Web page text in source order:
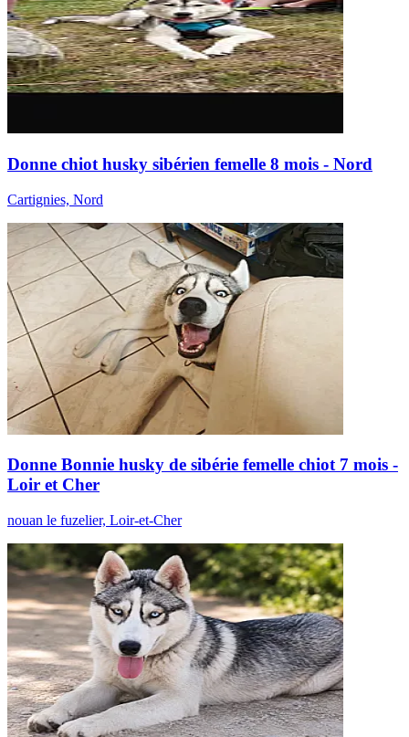
Donne chiot husky sibérien femelle 8 mois - Nord
Cartignies, Nord
Donne Bonnie husky de sibérie femelle chiot 7 mois -
Loir et Cher
nouan le fuzelier, Loir-et-Cher